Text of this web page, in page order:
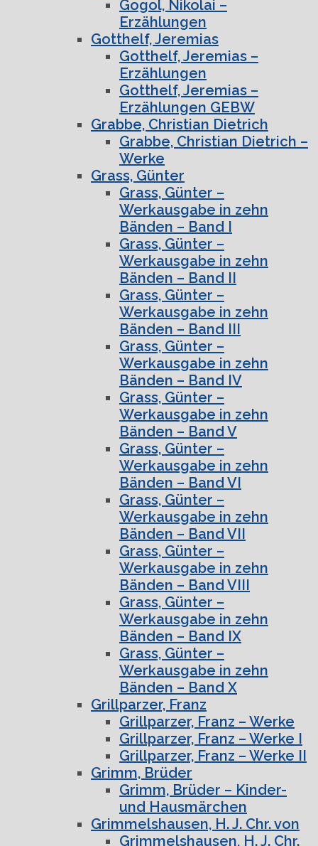
Gogol, Nikolai –
Erzählungen
Gotthelf, Jeremias
Gotthelf, Jeremias –
Erzählungen
Gotthelf, Jeremias –
Erzählungen GEBW
Grabbe, Christian Dietrich
Grabbe, Christian Dietrich –
Werke
Grass, Günter
Grass, Günter –
Werkausgabe in zehn
Bänden – Band I
Grass, Günter –
Werkausgabe in zehn
Bänden – Band II
Grass, Günter –
Werkausgabe in zehn
Bänden – Band III
Grass, Günter –
Werkausgabe in zehn
Bänden – Band IV
Grass, Günter –
Werkausgabe in zehn
Bänden – Band V
Grass, Günter –
Werkausgabe in zehn
Bänden – Band VI
Grass, Günter –
Werkausgabe in zehn
Bänden – Band VII
Grass, Günter –
Werkausgabe in zehn
Bänden – Band VIII
Grass, Günter –
Werkausgabe in zehn
Bänden – Band IX
Grass, Günter –
Werkausgabe in zehn
Bänden – Band X
Grillparzer, Franz
Grillparzer, Franz – Werke
Grillparzer, Franz – Werke I
Grillparzer, Franz – Werke II
Grimm, Brüder
Grimm, Brüder – Kinder-
und Hausmärchen
Grimmelshausen, H. J. Chr. von
Grimmelshausen, H. J. Chr.